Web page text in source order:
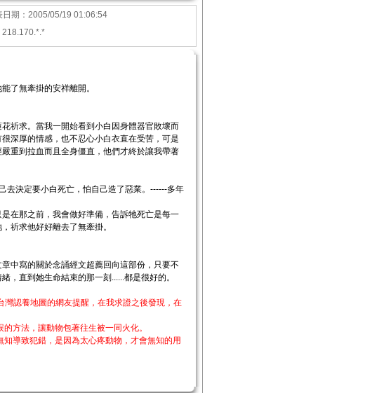
期： 2005/05/19 01:06:54
218.170.*.*
了無牽掛的安祥離開。
祈求。當我一開始看到小白因身體器官敗壞而
深厚的情感，也不忍心小白衣直在受苦，可是
重到拉血而且全身僵直，他們才終於讓我帶著
去決定要小白死亡，怕自己造了惡業。------多年
在那之前，我會做好準備，告訴牠死亡是每一
祈求他好好離去了無牽掛。
中寫的關於念誦經文超薦回向這部份，只要不
，直到她生命結束的那一刻......都是很好的。
認養地圖的網友提醒，在我求證之後發現，在
方法，讓動物包著往生被一同火化。
導致犯錯，是因為太心疼動物，才會無知的用